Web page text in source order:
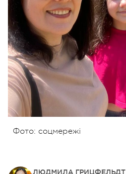
Фото: соцмережі
ЛЮДМИЛА ГРИЦФЕЛЬДТ